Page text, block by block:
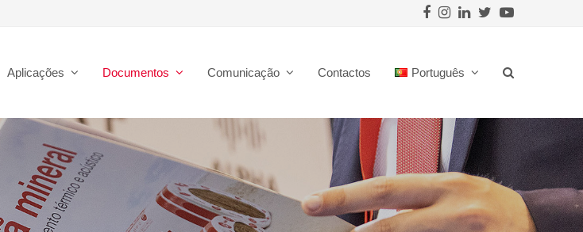
Facebook
Instagram
LinkedIn
Twitter
Aplicações Documentos Comunicação Contactos Português